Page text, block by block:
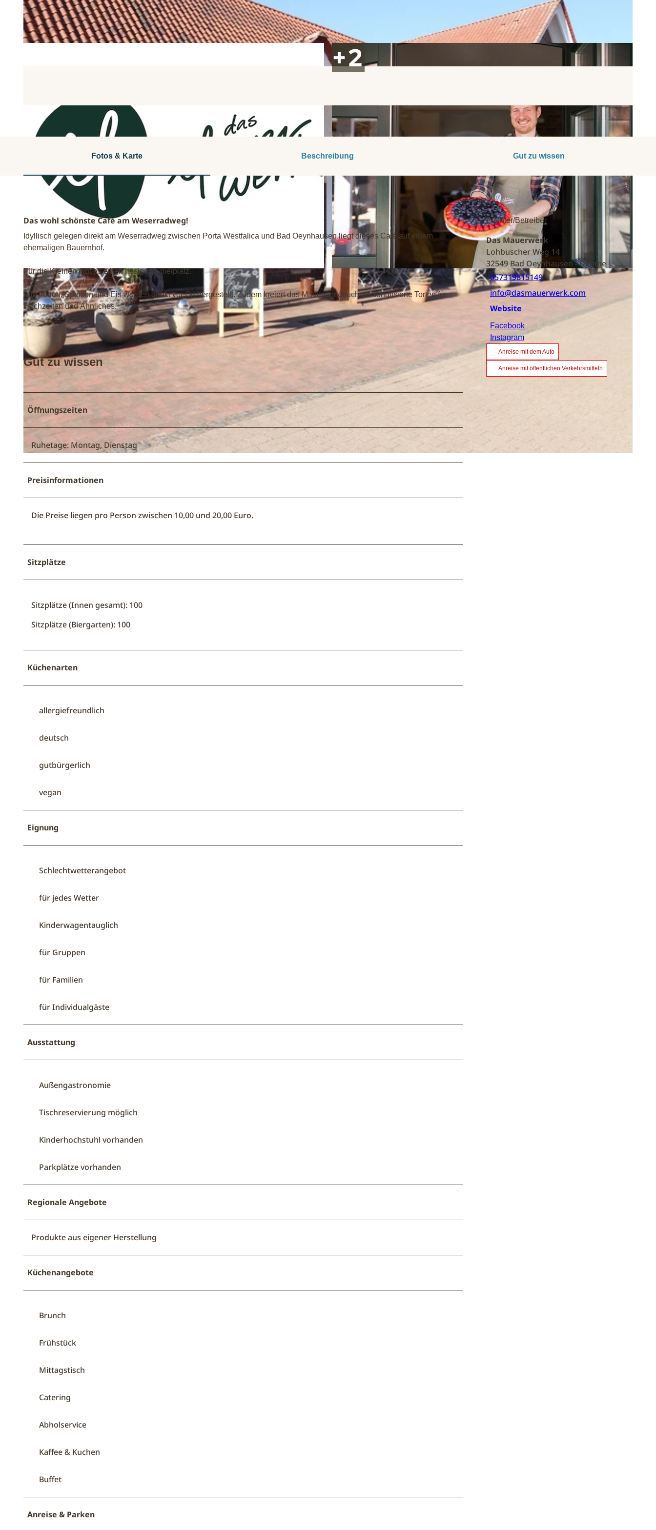
©CC-BY-NC-ND CC-BY-NC-ND
Fotos & Karte Beschreibung Gut zu wissen
Das wohl schönste Café am Weserradweg!
Idyllisch gelegen direkt am Weserradweg zwischen Porta Westfalica und Bad Oeynhausen liegt dieses Café auf einem
ehemaligen Bauernhof.
Für die Kleinen gibt es einen riesigen Spielplatz.
Alle Torten, Speisen und Eis werden direkt vor Ort hergestellt. Zudem kreiert das Mauerwerk auch personalisierte Torten für
Hochzeiten und Ähnliches.
Gut zu wissen
Öffnungszeiten
Ruhetage: Montag, Dienstag
Preisinformationen
Die Preise liegen pro Person zwischen 10,00 und 20,00 Euro.
Sitzplätze
Sitzplätze (Innen gesamt): 100
Sitzplätze (Biergarten): 100
Küchenarten
allergiefreundlich
deutsch
gutbürgerlich
vegan
Eignung
Schlechtwetterangebot
für jedes Wetter
Kinderwagentauglich
für Gruppen
für Familien
für Individualgäste
Ausstattung
Außengastronomie
Tischreservierung möglich
Kinderhochstuhl vorhanden
Parkplätze vorhanden
Regionale Angebote
Produkte aus eigener Herstellung
Küchenangebote
Brunch
Frühstück
Mittagstisch
Catering
Abholservice
Kaffee & Kuchen
Buffet
Anreise & Parken
Pächter/Betreiber
Das Mauerwerk
Lohbuscher Weg 14
32549 Bad Oeynhausen- Dehme
057319815149
info@dasmauerwerk.com
Website
Facebook
Instagram
Anreise mit dem Auto
Anreise mit öffentlichen Verkehrsmitteln